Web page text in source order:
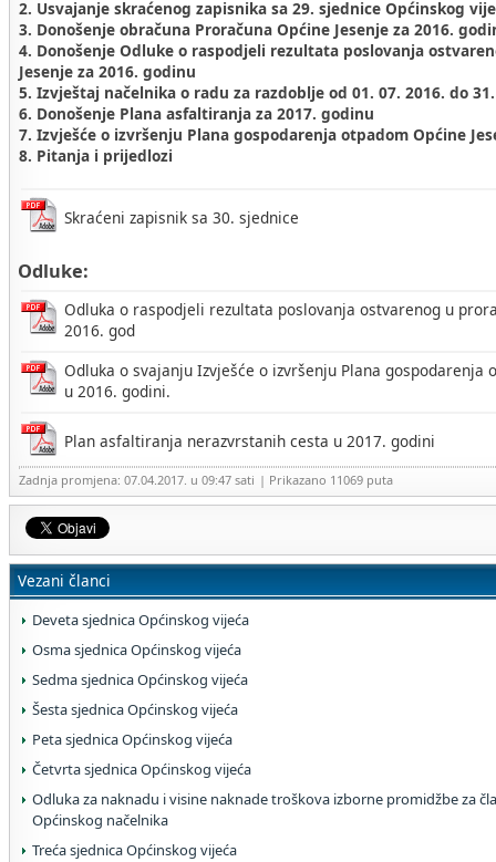
2. Usvajanje skraćenog zapisnika sa 29. sjednice Općinskog
3. Donošenje obračuna Proračuna Općine Jesenje za 2016.
4. Donošenje Odluke o raspodjeli rezultata poslovanja
Jesenje za 2016. godinu
5. Izvještaj načelnika o radu za razdoblje od 01. 07. 2016. do
6. Donošenje Plana asfaltiranja za 2017. godinu
7. Izvješće o izvršenju Plana gospodarenja otpadom Općine
8. Pitanja i prijedlozi
Skraćeni zapisnik sa 30. sjednice
Odluke:
Odluka o raspodjeli rezultata poslovanja ostvarenog u
2016. god
Odluka o svajanju Izvješće o izvršenju Plana gospodarenja
u 2016. godini.
Plan asfaltiranja nerazvrstanih cesta u 2017. godini
Zadnja promjena: 07.04.2017. u 09:47 sati | Prikazano 11069 puta
Vezani članci
Deveta sjednica Općinskog vijeća
Osma sjednica Općinskog vijeća
Sedma sjednica Općinskog vijeća
Šesta sjednica Općinskog vijeća
Peta sjednica Općinskog vijeća
Četvrta sjednica Općinskog vijeća
Odluka za naknadu i visine naknade troškova izborne promidžbe za
Općinskog načelnika
Treća sjednica Općinskog vijeća